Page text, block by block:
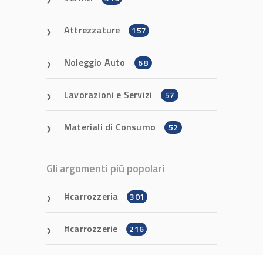
Attrezzature 157
Noleggio Auto 68
Lavorazioni e Servizi 57
Materiali di Consumo 52
Gli argomenti più popolari
carrozzeria 301
carrozzerie 216